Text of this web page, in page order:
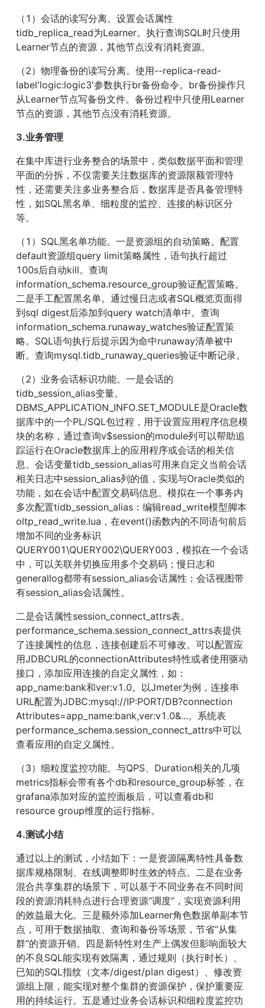
（1）会话的读写分离。设置会话属性
tidb_replica_read为Learner。执行查询SQL时只使用
Learner节点的资源，其他节点没有消耗资源。
（2）物理备份的读写分离。使用--replica-read-
label'logic:logic3'参数执行br备份命令。br备份操作只
从Learner节点写备份文件。备份过程中只使用Learner
节点的资源，其他节点没有消耗资源。
3.业务管理
在集中库进行业务整合的场景中，类似数据平面和管理
平面的分拆，不仅需要关注数据库的资源限额管理特
性，还需要关注多业务整合后，数据库是否具备管理特
性，如SQL黑名单、细粒度的监控、连接的标识区分
等。
（1）SQL黑名单功能。一是资源组的自动策略。配置
default资源组query limit策略属性，语句执行超过
100s后自动kill。查询
information_schema.resource_group验证配置策略。
二是手工配置黑名单。通过慢日志或者SQL概览页面得
到sql digest后添加到query watch清单中。查询
information_schema.runaway_watches验证配置策
略。SQL语句执行后提示因为命中runaway清单被中
断。查询mysql.tidb_runaway_queries验证中断记录。
（2）业务会话标识功能。一是会话的
tidb_session_alias变量。
DBMS_APPLICATION_INFO.SET_MODULE是Oracle数
据库中的一个PL/SQL包过程，用于设置应用程序信息模
块的名称，通过查询v$session的module列可以帮助追
踪运行在Oracle数据库上的应用程序或会话的相关信
息。会话变量tidb_session_alias可用来自定义当前会话
相关日志中session_alias列的值，实现与Oracle类似的
功能，如在会话中配置交易码信息。模拟在一个事务内
多次配置tidb_session_alias：编辑read_write模型脚本
oltp_read_write.lua，在event()函数内的不同语句前后
增加不同的业务标识
QUERY001\QUERY002\QUERY003，模拟在一个会话
中，可以关联并切换应用多个交易码；慢日志和
generallog都带有session_alias会话属性；会话视图带
有session_alias会话属性。
二是会话属性session_connect_attrs表。
performance_schema.session_connect_attrs表提供
了连接属性的信息，连接创建后不可修改。可以配置应
用JDBCURL的connectionAttributes特性或者使用驱动
接口，添加应用连接的自定义属性，如：
app_name:bank和ver:v1.0。以Jmeter为例，连接串
URL配置为JDBC:mysql://IP:PORT/DB?connection
Attributes=app_name:bank,ver:v1.0&...。系统表
performance_schema.session_connect_attrs中可以
查看应用的自定义属性。
（3）细粒度监控功能。与QPS、Duration相关的几项
metrics指标会带有各个db和resource_group标签，在
grafana添加对应的监控面板后，可以查看db和
resource group维度的运行指标。
4.测试小结
通过以上的测试，小结如下：一是资源隔离特性具备数
据库规格限制、在线调整即时生效的特点。二是在业务
混合共享集群的场景下，可以基于不同业务在不同时间
段的资源消耗特点进行合理资源“调度”，实现资源利用
的效益最大化。三是额外添加Learner角色数据单副本节
点，可用于数据抽取、查询和备份等场景，节省“从集
群”的资源开销。四是新特性对生产上偶发但影响面较大
的不良SQL能实现有效隔离，通过规则（执行时长）、
已知的SQL指纹（文本/digest/plan digest）、修改资
源组上限，能实现对整个集群的资源保护，保护重要应
用的持续运行。五是通过业务会话标识和细粒度监控功